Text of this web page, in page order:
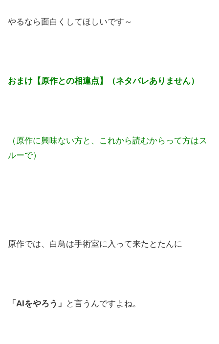
やるなら面白くしてほしいです～
おまけ【原作との相違点】（ネタバレありません）
（原作に興味ない方と、これから読むからって方はス
ルーで）
原作では、白鳥は手術室に入って来たとたんに
「AIをやろう」 と言うんですよね。